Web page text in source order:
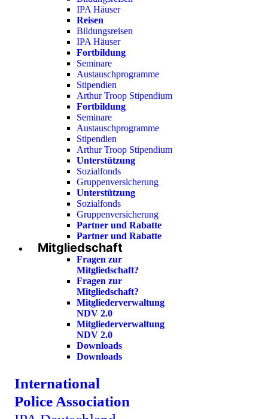
IPA Häuser
Reisen
Bildungsreisen
IPA Häuser
Fortbildung
Seminare
Austauschprogramme
Stipendien
Arthur Troop Stipendium
Fortbildung
Seminare
Austauschprogramme
Stipendien
Arthur Troop Stipendium
Unterstützung
Sozialfonds
Gruppenversicherung
Unterstützung
Sozialfonds
Gruppenversicherung
Partner und Rabatte
Partner und Rabatte
Mitgliedschaft
Fragen zur
Mitgliedschaft?
Fragen zur
Mitgliedschaft?
Mitgliederverwaltung
NDV 2.0
Mitgliederverwaltung
NDV 2.0
Downloads
Downloads
International
Police Association